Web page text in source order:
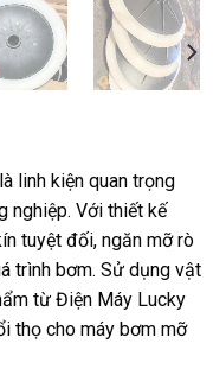
linh kiện quan trọng
nghiệp. Với thiết kế
tuyệt đối, ngăn mỡ rò
trình bơm. Sử dụng vật
từ Điện Máy Lucky
thọ cho máy bơm mỡ